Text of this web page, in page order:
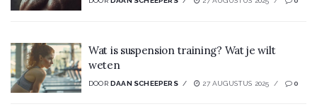
Wat is suspension training? Wat je wilt
weten
DOOR DAAN SCHEEPERS 27 AUGUSTUS 2025 0